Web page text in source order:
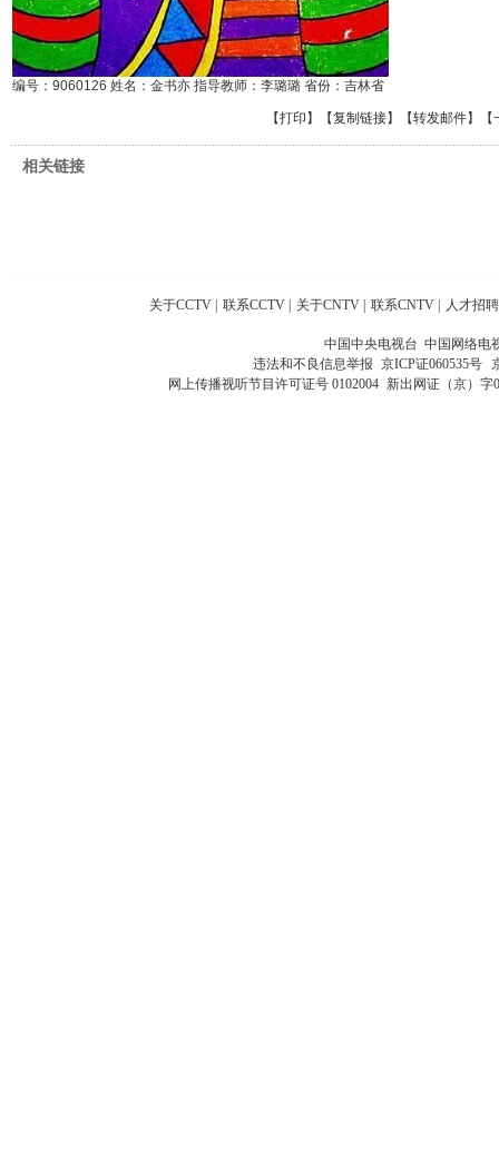
编号：9060126 姓名：金书亦 指导教师：李璐璐 省份：吉林省
【打印 】【复制链接】【转发邮件】
相关链接
关于CCTV 联系CCTV 关于CNTV 联系CNTV 人才招聘
中国中央电视台 中国网络电
违法和不良信息举报 京ICP证060535号
网上传播视听节目许可证号 0102004 新出网证（京）